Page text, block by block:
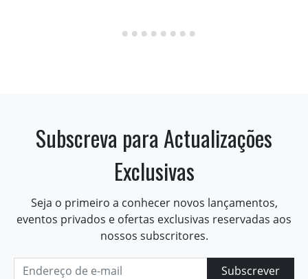
Subscreva para Actualizações
Exclusivas
Seja o primeiro a conhecer novos lançamentos,
eventos privados e ofertas exclusivas reservadas aos
nossos subscritores.
Subscrever